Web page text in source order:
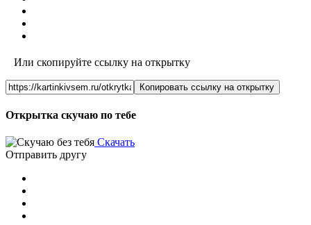
Или скопируйте ссылку на открытку
Копировать ссылку на открытку
Открытка скучаю по тебе
Скачать
Отправить другу